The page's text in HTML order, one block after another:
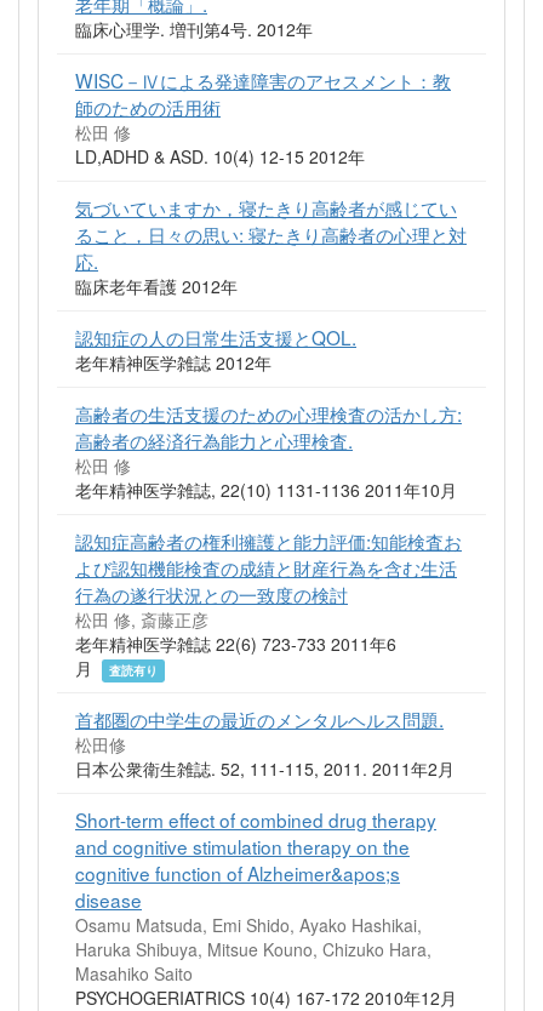
臨床心理学. 増刊第4号. 2012年
WISC－Ⅳによる発達障害のアセスメント：教
師のための活用術
松田 修
LD,ADHD & ASD. 10(4) 12-15 2012年
気づいていますか，寝たきり高齢者が感じてい
ること，日々の思い: 寝たきり高齢者の心理と対
応.
臨床老年看護 2012年
認知症の人の日常生活支援とQOL.
老年精神医学雑誌 2012年
高齢者の生活支援のための心理検査の活かし方:
高齢者の経済行為能力と心理検査.
松田 修
老年精神医学雑誌, 22(10) 1131-1136 2011年10月
認知症高齢者の権利擁護と能力評価:知能検査お
よび認知機能検査の成績と財産行為を含む生活
行為の遂行状況との一致度の検討
松田 修, 斎藤正彦
老年精神医学雑誌 22(6) 723-733 2011年6
月
査読有り
首都圏の中学生の最近のメンタルヘルス問題.
松田修
日本公衆衛生雑誌. 52, 111-115, 2011. 2011年2月
Short-term effect of combined drug therapy
and cognitive stimulation therapy on the
cognitive function of Alzheimer&apos;s
disease
Osamu Matsuda, Emi Shido, Ayako Hashikai,
Haruka Shibuya, Mitsue Kouno, Chizuko Hara,
Masahiko Saito
PSYCHOGERIATRICS 10(4) 167-172 2010年12月